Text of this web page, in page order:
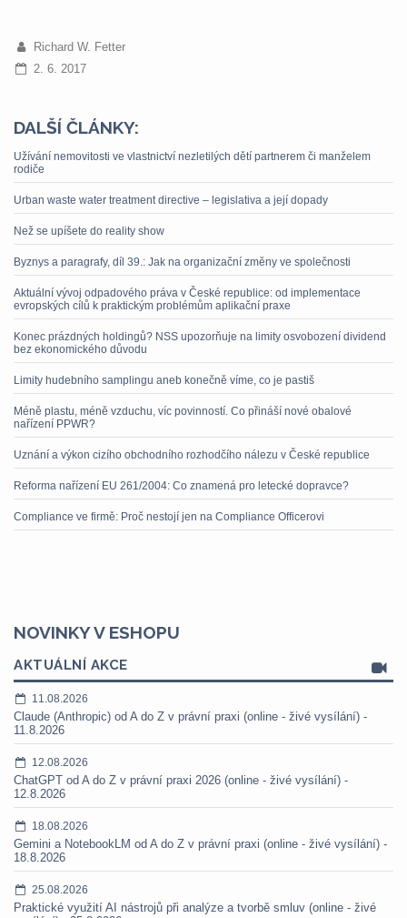
Richard W. Fetter
2. 6. 2017
DALŠÍ ČLÁNKY:
Užívání nemovitosti ve vlastnictví nezletilých dětí partnerem či manželem
rodiče
Urban waste water treatment directive – legislativa a její dopady
Než se upíšete do reality show
Byznys a paragrafy, díl 39.: Jak na organizační změny ve společnosti
Aktuální vývoj odpadového práva v České republice: od implementace
evropských cílů k praktickým problémům aplikační praxe
Konec prázdných holdingů? NSS upozorňuje na limity osvobození dividend
bez ekonomického důvodu
Limity hudebního samplingu aneb konečně víme, co je pastiš
Méně plastu, méně vzduchu, víc povinností. Co přináší nové obalové
nařízení PPWR?
Uznání a výkon cizího obchodního rozhodčího nálezu v České republice
Reforma nařízení EU 261/2004: Co znamená pro letecké dopravce?
Compliance ve firmě: Proč nestojí jen na Compliance Officerovi
NOVINKY V ESHOPU
AKTUÁLNÍ AKCE
11.08.2026
Claude (Anthropic) od A do Z v právní praxi (online - živé vysílání) -
11.8.2026
12.08.2026
ChatGPT od A do Z v právní praxi 2026 (online - živé vysílání) -
12.8.2026
18.08.2026
Gemini a NotebookLM od A do Z v právní praxi (online - živé vysílání) -
18.8.2026
25.08.2026
Praktické využití AI nástrojů při analýze a tvorbě smluv (online - živé